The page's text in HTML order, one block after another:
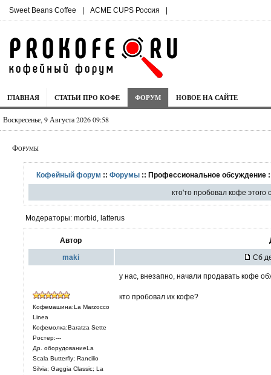
Sweet Beans Coffee | ACME CUPS Россия |
ГЛАВНАЯ СТАТЬИ ПРО КОФЕ ФОРУМ НОВОЕ НА САЙТЕ
Воскресенье, 9 Августа 2026 09:58
Форумы
Кофейный форум ::Форумы :: Профессиональное обсуждение
кто'то пробовал кофе
Модераторы: morbid, latterus
Автор
maki Сб
Кофемашина:La Marzocco
Linea
Кофемолка:Baratza Sette
Ростер:---
Др. оборудованиеLa
Scala Butterfly; Rancilio
Silvia; Gaggia Classic; La
у нас, внезапно, начали продавать кофе
кто пробовал их кофе?